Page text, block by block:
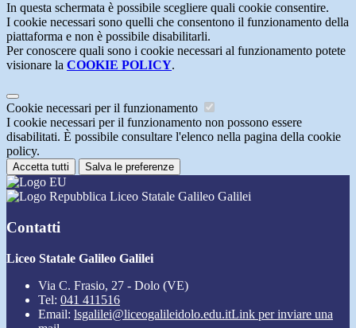
In questa schermata è possibile scegliere quali cookie consentire.
I cookie necessari sono quelli che consentono il funzionamento della
piattaforma e non è possibile disabilitarli.
Per conoscere quali sono i cookie necessari al funzionamento potete
visionare la COOKIE POLICY.
Cookie necessari per il funzionamento
I cookie necessari per il funzionamento non possono essere
disabilitati. È possibile consultare l'elenco nella pagina della cookie
policy.
Accetta tutti Salva le preferenze
Liceo Statale Galileo Galilei
Contatti
Liceo Statale Galileo Galilei
Via C. Frasio, 27 - Dolo (VE)
Tel: 041 411516
Email: lsgalilei@liceogalileidolo.edu.itLink per inviare una